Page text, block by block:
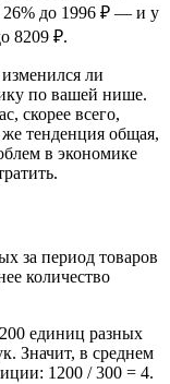
26% до 1996 ₽ — и у
8209 ₽.
ли
по вашей нише.
скорее всего,
тенденция общая,
в экономике
за период товаров
количество
единиц разных
Значит, в среднем
1200 / 300 = 4.